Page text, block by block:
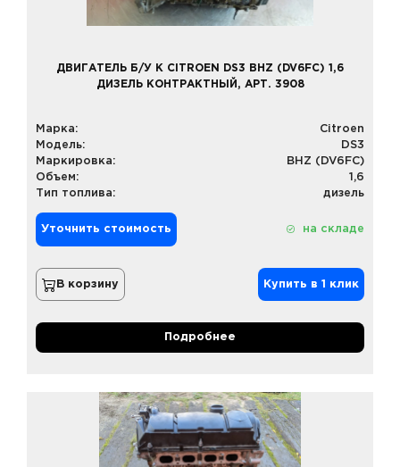
ДВИГАТЕЛЬ Б/У К CITROEN DS3 BHZ (DV6FC) 1,6
ДИЗЕЛЬ КОНТРАКТНЫЙ, АРТ. 3908
Марка:
Citroen
Модель:
DS3
Маркировка:
BHZ (DV6FC)
Объем:
1,6
Тип топлива:
дизель
Уточнить стоимость на складе
В корзину Купить в 1 клик
Подробнее